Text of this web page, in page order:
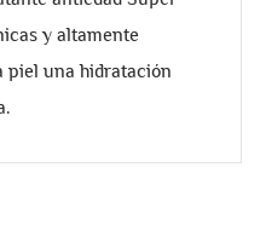
y altamente
piel una hidratación